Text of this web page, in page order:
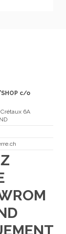
c/o
6A